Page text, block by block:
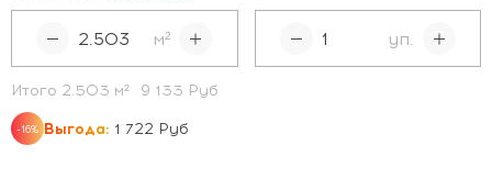
м² уп.
Итого 2.503 м² 9 133 Руб
-16% Выгода: 1 722 Руб